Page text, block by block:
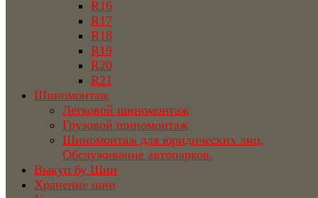
R16
R17
R18
R19
R20
R21
Шиномонтаж
Легковой шиномонтаж
Грузовой шиномонтаж
Шиномонтаж для юридических лиц.
Обслуживание автопарков.
Выкуп бу Шин
Хранение шин